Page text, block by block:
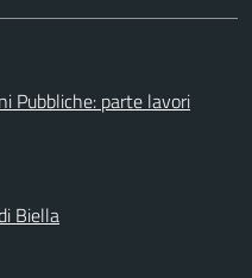
Pubbliche: parte lavori
Biella